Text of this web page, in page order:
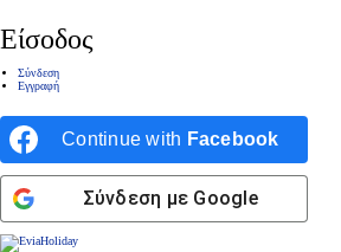
Είσοδος
Σύνδεση
Εγγραφή
Continue with Facebook
Σύνδεση με Google